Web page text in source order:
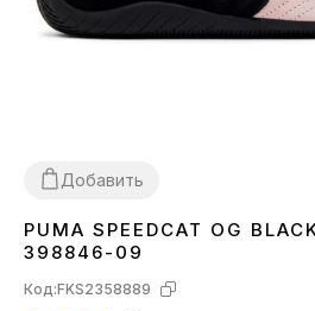
Добавить
36373839 4041
PUMA SPEEDCAT OG
398846-09
Код:FKS2358889